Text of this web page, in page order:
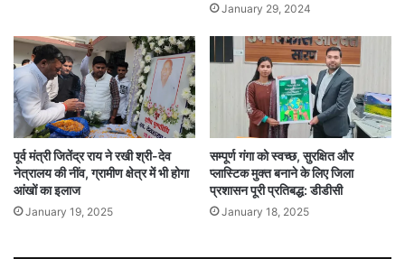
January 29, 2024
पूर्व मंत्री जितेंद्र राय ने रखी श्री-देव
नेत्रालय की नींव, ग्रामीण क्षेत्र में भी होगा
आंखों का इलाज
January 19, 2025
सम्पूर्ण गंगा को स्वच्छ, सुरक्षित और
प्लास्टिक मुक्त बनाने के लिए जिला
प्रशासन पूरी प्रतिबद्ध: डीडीसी
January 18, 2025